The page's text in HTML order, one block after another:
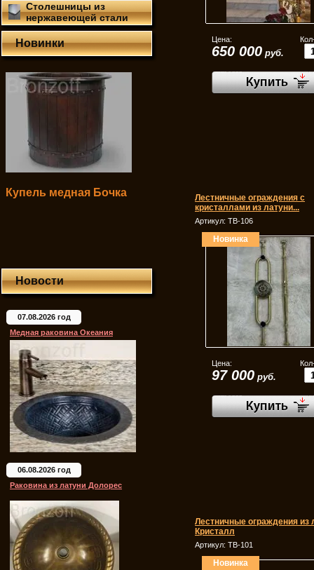
Столешницы из
нержавеющей стали
Новинки
Купель медная Бочка
Новости
07.08.2026 год
Медная раковина Океания
06.08.2026 год
Раковина из латуни Долорес
Цена:
650 000 руб.
Лестничные ограждения с
кристаллами из латуни...
Артикул: ТВ-106
Новинка
Цена:
97 000 руб.
Лестничные ограждения из
Кристалл
Артикул: ТВ-101
Новинка